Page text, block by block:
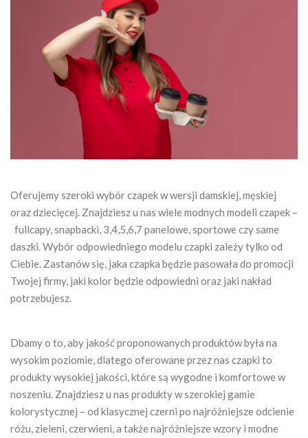
Oferujemy szeroki wybór czapek w wersji damskiej, męskiej
oraz dziecięcej. Znajdziesz u nas wiele modnych modeli czapek –
fullcapy, snapbacki, 3,4,5,6,7 panelowe, sportowe czy same
daszki. Wybór odpowiedniego modelu czapki zależy tylko od
Ciebie. Zastanów się, jaka czapka będzie pasowała do promocji
Twojej firmy, jaki kolor będzie odpowiedni oraz jaki nakład
potrzebujesz.
Dbamy o to, aby jakość proponowanych produktów była na
wysokim poziomie, dlatego oferowane przez nas czapki to
produkty wysokiej jakości, które są wygodne i komfortowe w
noszeniu. Znajdziesz u nas produkty w szerokiej gamie
kolorystycznej – od klasycznej czerni po najróżniejsze odcienie
różu, zieleni, czerwieni, a także najróżniejsze wzory i modne